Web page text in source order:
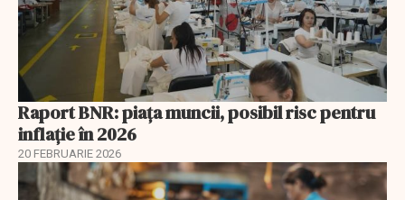
Raport BNR: piața muncii, posibil risc pentru
inflație în 2026
20 FEBRUARIE 2026